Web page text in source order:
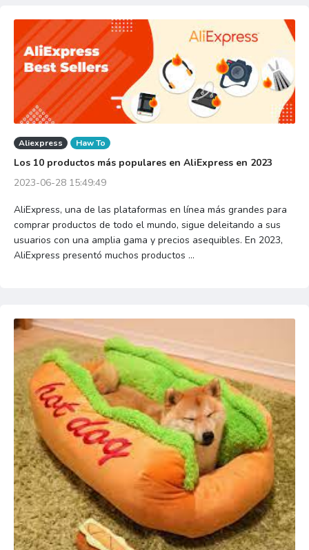
Aliexpress Haw To
Los 10 productos más populares en AliExpress en 2023
2023-06-28 15:49:49
AliExpress, una de las plataformas en línea más grandes para
comprar productos de todo el mundo, sigue deleitando a sus
usuarios con una amplia gama y precios asequibles. En 2023,
AliExpress presentó muchos productos ...